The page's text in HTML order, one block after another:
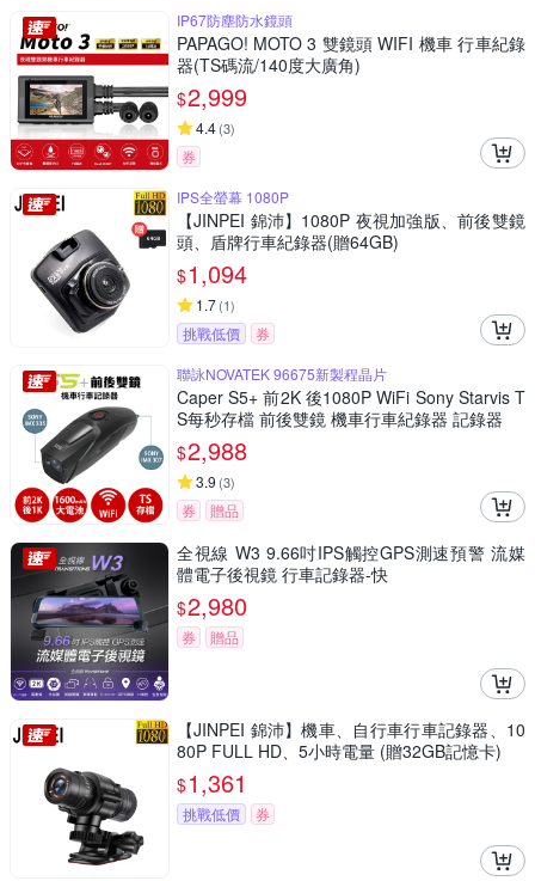
IP67防塵防水鏡頭
PAPAGO! MOTO 3 雙鏡頭 WIFI 機車 行車紀錄
器(TS碼流/140度大廣角)
$2,999
4.4(3)
券
IPS全螢幕 1080P
【JINPEI 錦沛】1080P 夜視加強版、前後雙鏡
頭、盾牌行車紀錄器(贈64GB)
$1,094
1.7(1)
挑戰低價
券
聯詠NOVATEK 96675新製程晶片
Caper S5+ 前2K 後1080P WiFi Sony Starvis T
S每秒存檔 前後雙鏡 機車行車紀錄器 記錄器
$2,988
3.9 (3)
券 贈品
全視線 W3 9.66吋IPS觸控GPS測速預警 流媒
體電子後視鏡 行車記錄器-快
$2,980
券 贈品
【JINPEI 錦沛】機車、自行車行車記錄器、10
80P FULL HD、5小時電量 (贈32GB記憶卡)
$1,361
挑戰低價 券